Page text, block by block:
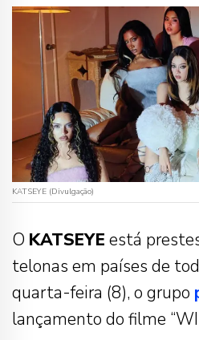
KATSEYE (Divulgação)
O KATSEYE está
telonas em países de
quarta-feira (8), o grupo
lançamento do filme